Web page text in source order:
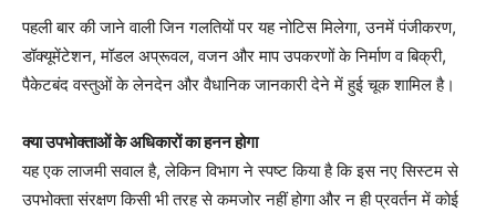
पहली बार की जाने वाली जिन गलतियों पर यह नोटिस मिलेगा, उनमें पंजीकरण,
डॉक्यूमेंटेशन, मॉडल अप्रूवल, वजन और माप उपकरणों के निर्माण व बिक्री,
पैकेटबंद वस्तुओं के लेनदेन और वैधानिक जानकारी देने में हुई चूक शामिल है।
क्या उपभोक्ताओं के अधिकारों का हनन होगा
यह एक लाजमी सवाल है, लेकिन विभाग ने स्पष्ट किया है कि इस नए सिस्टम से
उपभोक्ता संरक्षण किसी भी तरह से कमजोर नहीं होगा और न ही प्रवर्तन में कोई